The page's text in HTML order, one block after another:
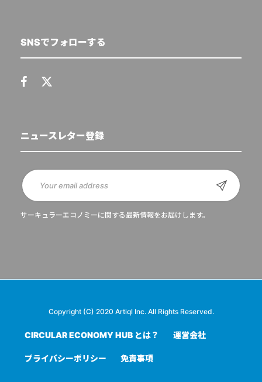
SNSでフォローする
ニュースレター登録
サーキュラーエコノミーに関する最新情報をお届けします。
Copyright (C) 2020 Artiql Inc. All Rights Reserved.
CIRCULAR ECONOMY HUB とは？ 運営会社
プライバシーポリシー 免責事項